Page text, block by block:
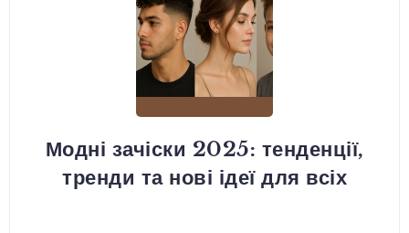
Модні зачіски 2025: тенденції,
тренди та нові ідеї для всіх